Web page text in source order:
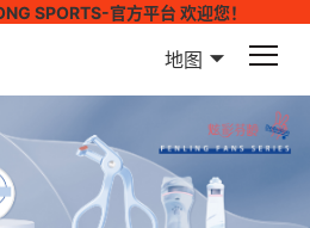
SPORTS-官方平台 欢迎您！
地图